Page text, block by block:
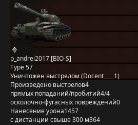
p_andrei2017 [BIO-S]
Type 57
Уничтожен выстрелом (Docent____1)
Произведено выстрелов4
прямых попаданий/пробитий4/4
осколочно-фугасных повреждений0
Нанесение урона1457
с дистанции свыше 300 м364